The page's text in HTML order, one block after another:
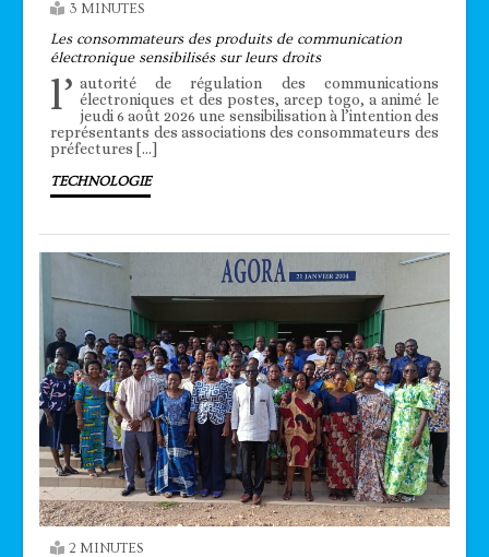
3 MINUTES
Les consommateurs des produits de communication
électronique sensibilisés sur leurs droits
l’ autorité de régulation des communications
électroniques et des postes, arcep togo, a animé le
jeudi 6 août 2026 une sensibilisation à l’intention des
représentants des associations des consommateurs des
préfectures […]
TECHNOLOGIE
2 MINUTES